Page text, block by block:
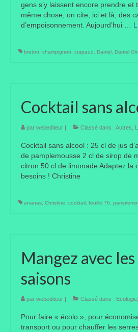
Desserts
Autres
Règlement Intérieur –
2016/17
Où trouver le local de JPL ?
Qui sommes-nous ?
Annonces
gens s’y laissent encore prendre et
même chose, on cite, ici et là, des
d’empoisonnement. Aujourd’hui …
breton champignon crapaud Daniel Daniel
Cocktail sans
par webediteur | Classé dans : Autres
Cocktail sans alcool : 25 cl de jus
de pamplemousse 2 cl de sirop de
citron 50 cl de limonade Adaptez la
besoins ! Christine
ananas Christine cocktail feuille 76
Mangez avec les
saisons
par webediteur | Classé dans : Ecologie
Pour faire « écolo », pour
transport ou pour chauffer les